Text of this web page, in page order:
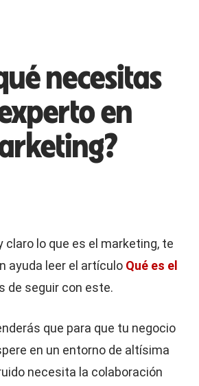
necesitas
en
claro lo que es el marketing, te
ayuda leer el artículo Qué es el
de seguir con este.
que para que tu negocio
en un entorno de altísima
necesita la colaboración